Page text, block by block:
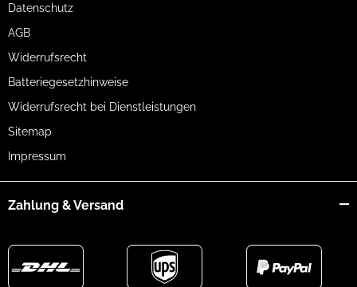
Datenschutz
AGB
Widerrufsrecht
Batteriegesetzhinweise
Widerrufsrecht bei Dienstleistungen
Sitemap
Impressum
Zahlung & Versand